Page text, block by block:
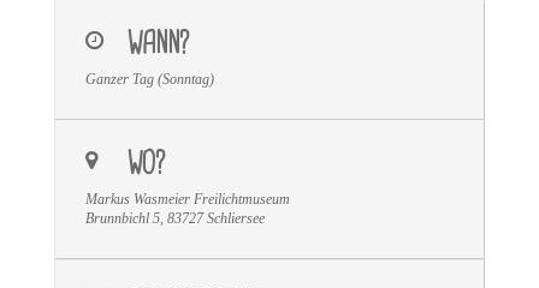
WANN?
Ganzer Tag (Sonntag)
WO?
Markus Wasmeier Freilichtmuseum
Brunnbichl 5, 83727 Schliersee